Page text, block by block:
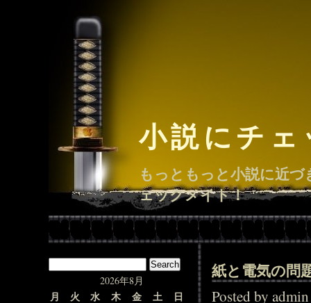
小説にチ
もっともっと小説に近
ェックメイト！
2026年8月
月 火 水 木 金 土 日
紙と電気の問
Posted by